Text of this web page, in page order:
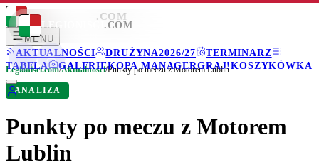
LEGIONISCI .COM
MENU
AKTUALNOŚCI
DRUŻYNA2026/27
TERMINARZ
TABELA
GALERIEKOPA MANAGERGRAJ!KOSZYKÓWKA
LEGIONISCI .COM
Legionisci.com/Aktualności/Punkty po meczu z Motorem Lublin
ANALIZA
Punkty po meczu z Motorem
Lublin